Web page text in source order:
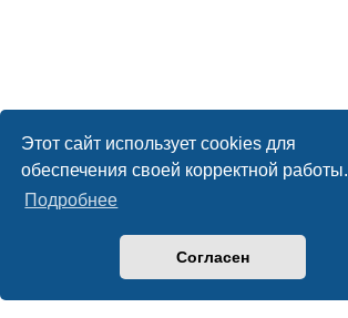
Этот сайт использует cookies для
обеспечения своей корректной работы.
Подробнее
Согласен